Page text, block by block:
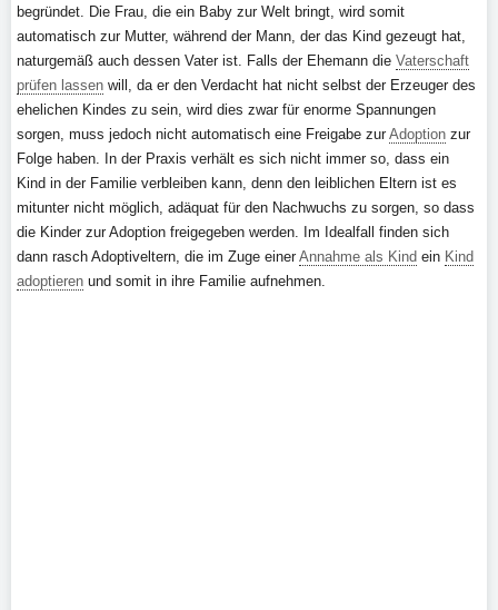
begründet. Die Frau, die ein Baby zur Welt bringt, wird somit
automatisch zur Mutter, während der Mann, der das Kind gezeugt hat,
naturgemäß auch dessen Vater ist. Falls der Ehemann die Vaterschaft
prüfen lassen will, da er den Verdacht hat nicht selbst der Erzeuger des
ehelichen Kindes zu sein, wird dies zwar für enorme Spannungen
sorgen, muss jedoch nicht automatisch eine Freigabe zur Adoption zur
Folge haben. In der Praxis verhält es sich nicht immer so, dass ein
Kind in der Familie verbleiben kann, denn den leiblichen Eltern ist es
mitunter nicht möglich, adäquat für den Nachwuchs zu sorgen, so dass
die Kinder zur Adoption freigegeben werden. Im Idealfall finden sich
dann rasch Adoptiveltern, die im Zuge einer Annahme als Kind ein Kind
adoptieren und somit in ihre Familie aufnehmen.